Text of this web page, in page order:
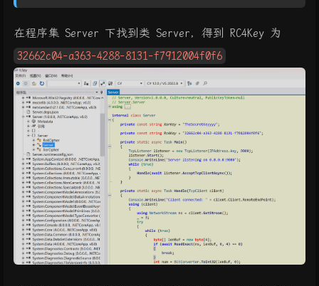
在程序集 Server 下找到类 Server，得到 RC4Key 为
32662c04-a363-4288-8131-f7912004f0f6